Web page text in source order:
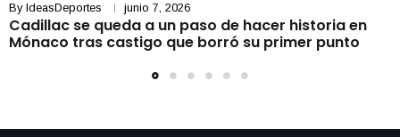
By IdeasDeportes junio 7, 2026
Cadillac se queda a un paso de hacer historia en
Mónaco tras castigo que borró su primer punto